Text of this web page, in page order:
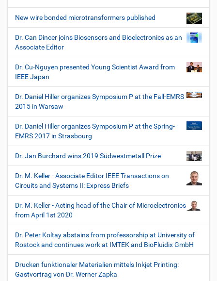
New wire bonded microtransformers published
Dr. Can Dincer joins Biosensors and Bioelectronics as an
Associate Editor
Dr. Cu-Nguyen presented Young Scientist Award from
IEEE Japan
Dr. Daniel Hiller organizes Symposium P at the Fall-EMRS
2015 in Warsaw
Dr. Daniel Hiller organizes Symposium P at the Spring-
EMRS 2017 in Strasbourg
Dr. Jan Burchard wins 2019 Südwestmetall Prize
Dr. M. Keller - Associate Editor IEEE Transactions on
Circuits and Systems II: Express Briefs
Dr. M. Keller - Acting head of the Chair of Microelectronics
from April 1st 2020
Dr. Peter Koltay abstains from professorship at University of
Rostock and continues work at IMTEK and BioFluidix GmbH
Drucken funktionaler Materialien mittels Inkjet Printing:
Gastvortrag von Dr. Werner Zapka